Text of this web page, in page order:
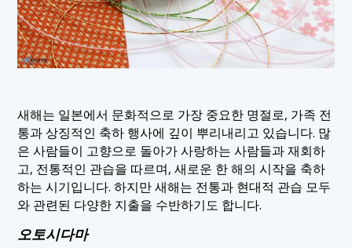
새해는 일본에서 문화적으로 가장 중요한 명절로, 가족 전
통과 상징적인 축하 행사에 깊이 뿌리내리고 있습니다. 많
은 사람들이 고향으로 돌아가 사랑하는 사람들과 재회하
고, 전통적인 관습을 따르며, 새로운 한 해의 시작을 축하
하는 시기입니다. 하지만 새해는 전통과 현대적 관습 모두
와 관련된 다양한 지출을 수반하기도 합니다.
오토시다마